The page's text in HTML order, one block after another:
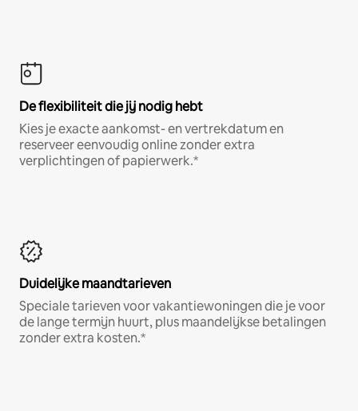
De flexibiliteit die jij nodig hebt
Kies je exacte aankomst- en vertrekdatum en
reserveer eenvoudig online zonder extra
verplichtingen of papierwerk.*
Duidelijke maandtarieven
Speciale tarieven voor vakantiewoningen die je voor
de lange termijn huurt, plus maandelijkse betalingen
zonder extra kosten.*